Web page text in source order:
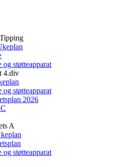
og støtteapparat
4.div
og støtteapparat
2026
A
og støtteapparat